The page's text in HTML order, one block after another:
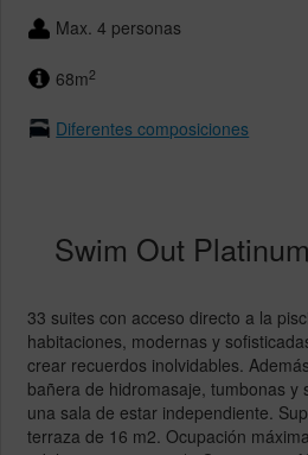
Max. 4 personas
68m2
Diferentes composiciones
Swim Out
33 suites con acceso directo a la
habitaciones, modernas y
crear recuerdos inolvidables.
bañera de hidromasaje, tumbonas y
una sala de estar independiente.
terraza de 16 m2. Ocupación